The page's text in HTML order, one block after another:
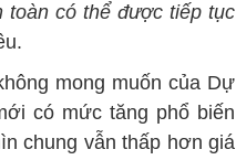
toàn có thể được tiếp tục
mong muốn của Dự
có mức tăng phổ biến
chung vẫn thấp hơn giá